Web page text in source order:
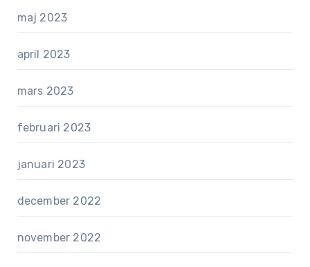
maj 2023
april 2023
mars 2023
februari 2023
januari 2023
december 2022
november 2022